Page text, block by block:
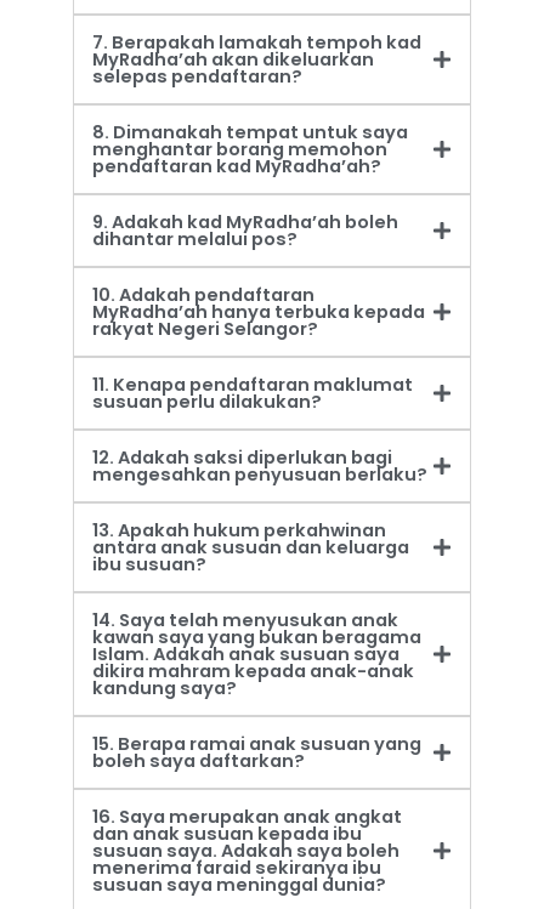
7. Berapakah lamakah tempoh kad
MyRadha’ah akan dikeluarkan
selepas pendaftaran?
8. Dimanakah tempat untuk saya
menghantar borang memohon
pendaftaran kad MyRadha’ah?
9. Adakah kad MyRadha’ah boleh
dihantar melalui pos?
10. Adakah pendaftaran
MyRadha’ah hanya terbuka kepada
rakyat Negeri Selangor?
11. Kenapa pendaftaran maklumat
susuan perlu dilakukan?
12. Adakah saksi diperlukan bagi
mengesahkan penyusuan berlaku?
13. Apakah hukum perkahwinan
antara anak susuan dan keluarga
ibu susuan?
14. Saya telah menyusukan anak
kawan saya yang bukan beragama
Islam. Adakah anak susuan saya
dikira mahram kepada anak-anak
kandung saya?
15. Berapa ramai anak susuan yang
boleh saya daftarkan?
16. Saya merupakan anak angkat
dan anak susuan kepada ibu
susuan saya. Adakah saya boleh
menerima faraid sekiranya ibu
susuan saya meninggal dunia?